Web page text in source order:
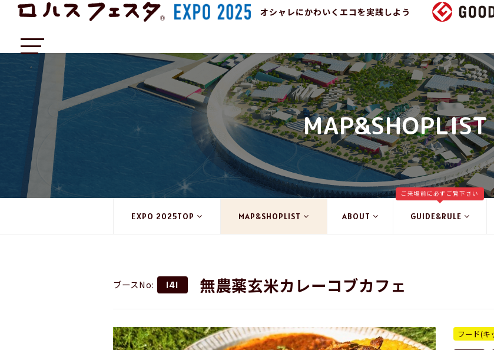
オシャレにかわいくエコを実践しよう
MAP&SHOPLIST
EXPO 2025TOP MAP&SHOPLIST ABOUT GUIDE&RULE
ご来場前に必ずご覧下さい
ブースNo: 141 無農薬玄米カレーコブカフェ
フード(キ